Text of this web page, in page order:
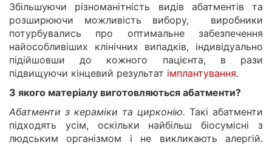
Збільшуючи різноманітність видів абатментів та
розширюючи можливість вибору, виробники
потурбувались про оптимальне забезпечення
найособливіших клінічних випадків, індивідуально
підійшовши до кожного пацієнта, в рази
підвищуючи кінцевий результат імплантування.
З якого матеріалу виготовляються абатменти?
Абатменти з кераміки та цирконію. Такі абатменти
підходять усім, оскільки найбільш біосумісні з
людським організмом і не викликають алергій.